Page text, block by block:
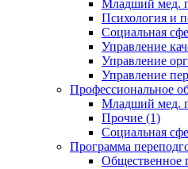
Младший мед.
Психология и
Социальная
Управление
Управление
Управление
Профессиональное
Младший мед.
Прочие (1)
Социальная
Программа
Общественное